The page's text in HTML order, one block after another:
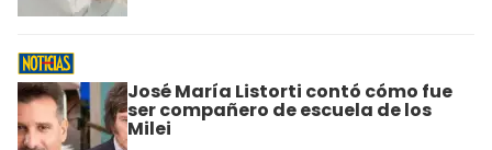
José María Listorti contó cómo fue
ser compañero de escuela de los
Milei